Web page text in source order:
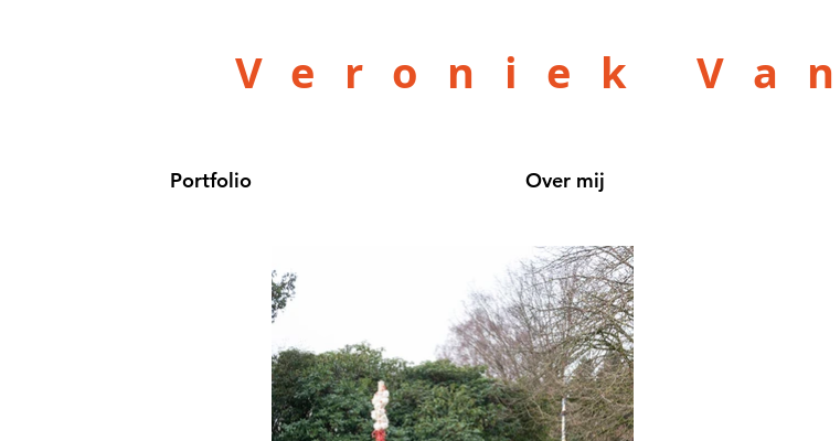
Veroniek
Portfolio Over mij